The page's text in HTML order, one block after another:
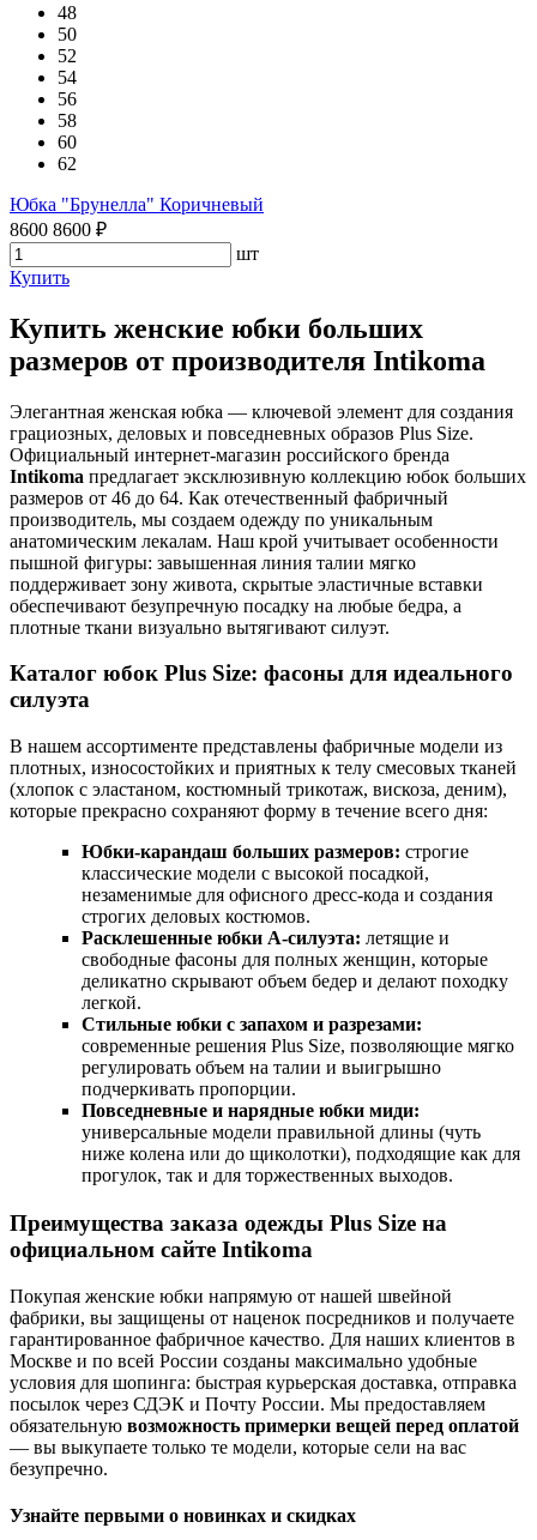
48
50
52
54
56
58
60
62
Юбка "Брунелла" Коричневый
8600 8600 ₽
шт
Купить
Купить женские юбки больших
размеров от производителя Intikoma
Элегантная женская юбка — ключевой элемент для создания
грациозных, деловых и повседневных образов Plus Size.
Официальный интернет-магазин российского бренда
Intikoma предлагает эксклюзивную коллекцию юбок больших
размеров от 46 до 64. Как отечественный фабричный
производитель, мы создаем одежду по уникальным
анатомическим лекалам. Наш крой учитывает особенности
пышной фигуры: завышенная линия талии мягко
поддерживает зону живота, скрытые эластичные вставки
обеспечивают безупречную посадку на любые бедра, а
плотные ткани визуально вытягивают силуэт.
Каталог юбок Plus Size: фасоны для идеального
силуэта
В нашем ассортименте представлены фабричные модели из
плотных, износостойких и приятных к телу смесовых тканей
(хлопок с эластаном, костюмный трикотаж, вискоза, деним),
которые прекрасно сохраняют форму в течение всего дня:
Юбки-карандаш больших размеров: строгие
классические модели с высокой посадкой,
незаменимые для офисного дресс-кода и создания
строгих деловых костюмов.
Расклешенные юбки А-силуэта: летящие и
свободные фасоны для полных женщин, которые
деликатно скрывают объем бедер и делают походку
легкой.
Стильные юбки с запахом и разрезами:
современные решения Plus Size, позволяющие мягко
регулировать объем на талии и выигрышно
подчеркивать пропорции.
Повседневные и нарядные юбки миди:
универсальные модели правильной длины (чуть
ниже колена или до щиколотки), подходящие как для
прогулок, так и для торжественных выходов.
Преимущества заказа одежды Plus Size на
официальном сайте Intikoma
Покупая женские юбки напрямую от нашей швейной
фабрики, вы защищены от наценок посредников и получаете
гарантированное фабричное качество. Для наших клиентов в
Москве и по всей России созданы максимально удобные
условия для шопинга: быстрая курьерская доставка, отправка
посылок через СДЭК и Почту России. Мы предоставляем
обязательную возможность примерки вещей перед оплатой
— вы выкупаете только те модели, которые сели на вас
безупречно.
Узнайте первыми о новинках и скидках